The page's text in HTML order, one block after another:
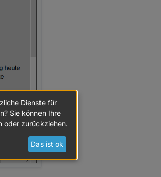
Dienste für
Sie können Ihre
oder zurückziehen.
Das ist ok